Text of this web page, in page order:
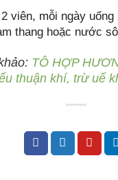
viên, mỗi ngày
thang hoặc nước
TÔ HỢP
thuận khí, trừ uế